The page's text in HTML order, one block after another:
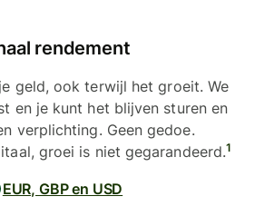
rendement
geld, ook terwijl het groeit. We
en je kunt het blijven sturen en
verplichting. Geen gedoe.
groei is niet gegarandeerd.1
EUR, GBP en USD